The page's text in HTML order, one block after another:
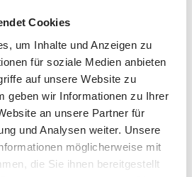
Cookies
um Inhalte und Anzeigen zu
für soziale Medien anbieten
auf unsere Website zu
geben wir Informationen zu Ihrer
an unsere Partner für
und Analysen weiter. Unsere
möglicherweise mit
die Sie ihnen bereitgestellt
2015
Kollektion um das Modell Salsa.
als auch mit vier wendigen Rädern,